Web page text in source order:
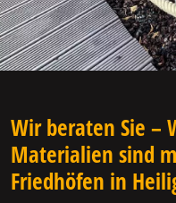
Wir beraten Sie –
Materialien sind
Friedhöfen in